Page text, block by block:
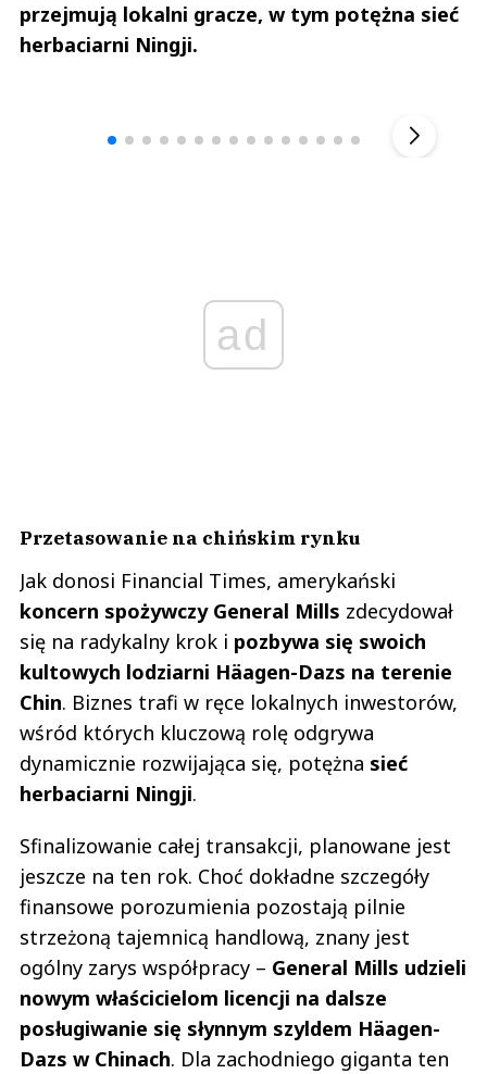
przejmują lokalni gracze, w tym potężna sieć
herbaciarni Ningji.
ad
Przetasowanie na chińskim rynku
Jak donosi Financial Times, amerykański
koncern spożywczy General Mills zdecydował
się na radykalny krok i pozbywa się swoich
kultowych lodziarni Häagen-Dazs na terenie
Chin. Biznes trafi w ręce lokalnych inwestorów,
wśród których kluczową rolę odgrywa
dynamicznie rozwijająca się, potężna sieć
herbaciarni Ningji.
Sfinalizowanie całej transakcji, planowane jest
jeszcze na ten rok. Choć dokładne szczegóły
finansowe porozumienia pozostają pilnie
strzeżoną tajemnicą handlową, znany jest
ogólny zarys współpracy – General Mills udzieli
nowym właścicielom licencji na dalsze
posługiwanie się słynnym szyldem Häagen-
Dazs w Chinach. Dla zachodniego giganta ten